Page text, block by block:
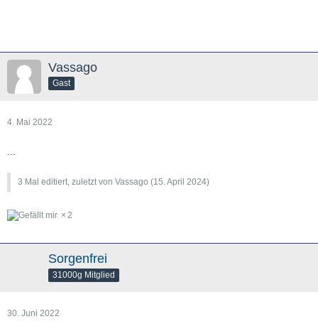
Vassago
Gast
4. Mai 2022
3 Mal editiert, zuletzt von Vassago (15. April 2024)
2
Sorgenfrei
31000g Mitglied
30. Juni 2022